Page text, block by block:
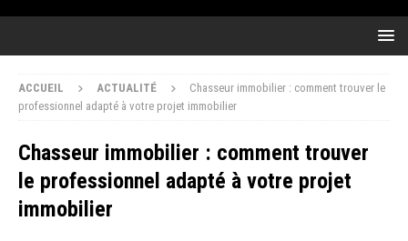
ACCUEIL ACTUALITÉ
Chasseur immobilier : comment trouver le
professionnel adapté à votre projet immobilier
Chasseur immobilier : comment trouver
le professionnel adapté à votre projet
immobilier